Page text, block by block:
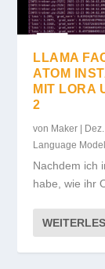
LLAMA
ATOM
MIT LORA
2
von Maker |
Language
Nachdem ich
habe, wie ihr